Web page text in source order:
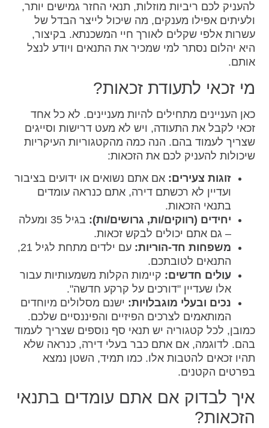
להעניק לכם ריביות מוזלות, תנאי החזר גמישים יותר,
ולעיתים אפילו מענקים, מה שיכול לייצר הבדל של
עשרות אלפי שקלים לאורך חיי המשכנתא. בקיצור,
היא יהלום נסתר למי שמכיר את התנאים ויודע לנצל
אותם.
מי זכאי לתעודת זכאות?
כאן העניינים מתחילים להיות מעניינים. לא כל אחד
זכאי לקבל את התעודה, ויש לא מעט דרישות וסייגים
שצריך לעמוד בהם. הנה כמה מהקטגוריות העיקריות
שיכולות להעניק לכם את הזכאות:
זוגות צעירים: אם אתם נשואים או ידועים בציבור
ועדיין לא רכשתם דירה, אתם כנראה עומדים
בתנאי הזכאות.
יחידים (רווקים/ות, גרושים/ות):
בגיל 35 ומעלה
– גם אתם יכולים לבקש זכאות.
משפחות חד-הוריות:
עם ילדים מתחת לגיל 21,
התנאים לטובתכם.
עולים חדשים: קיימות הקלות משמעותיות עבור
אלו שעדיין "דורכים על קרקע חדשה".
נכים ובעלי מוגבלויות: ישנם מסלולים מיוחדים
המותאמים לצרכים הפיזיים והפיננסיים שלכם.
כמובן, לכל קטגוריה יש תנאי סף נוספים שצריך לעמוד
בהם. לדוגמה, אם אתם כבר בעלי דירה, כנראה שלא
תהיו זכאים להטבות אלו. כמו תמיד, השטן נמצא
בפרטים הקטנים.
איך לבדוק אם אתם עומדים בתנאי
הזכאות?